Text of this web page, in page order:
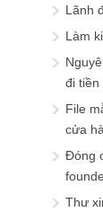
Lãnh
Làm
đi tiền
File
cửa
Đóng
Thư